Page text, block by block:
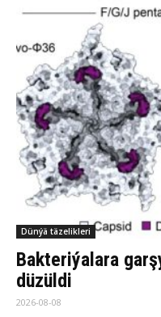
Dünýä täzelikleri
Bakteriýalara
düzüldi
2026-08-08